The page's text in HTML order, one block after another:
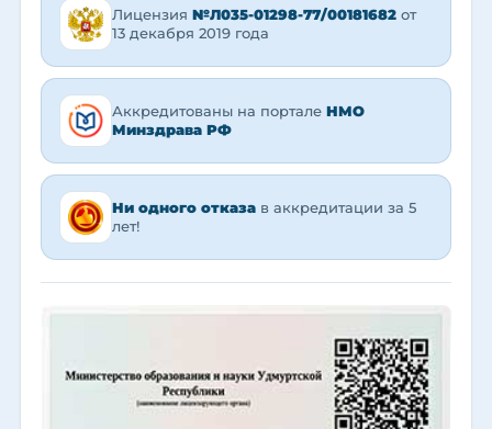
Лицензия №Л035-01298-77/00181682 от
13 декабря 2019 года
Аккредитованы на портале НМО
Минздрава РФ
Ни одного отказа в аккредитации за 5
лет!